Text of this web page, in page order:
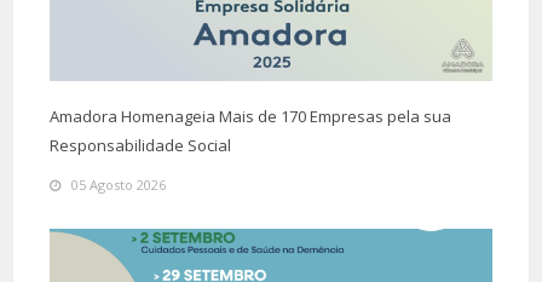
Amadora Homenageia Mais de 170 Empresas pela sua
Responsabilidade Social
05 Agosto 2026